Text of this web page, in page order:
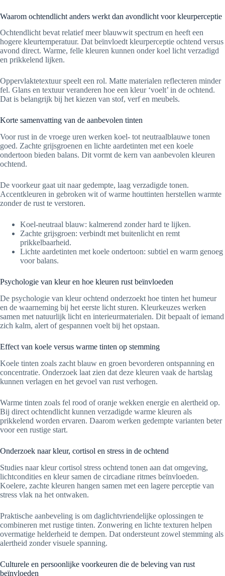
Waarom ochtendlicht anders werkt dan avondlicht voor kleurperceptie
Ochtendlicht bevat relatief meer blauwwit spectrum en heeft een
hogere kleurtemperatuur. Dat beïnvloedt kleurperceptie ochtend versus
avond direct. Warme, felle kleuren kunnen onder koel licht verzadigd
en prikkelend lijken.
Oppervlaktetextuur speelt een rol. Matte materialen reflecteren minder
fel. Glans en textuur veranderen hoe een kleur ‘voelt’ in de ochtend.
Dat is belangrijk bij het kiezen van stof, verf en meubels.
Korte samenvatting van de aanbevolen tinten
Voor rust in de vroege uren werken koel- tot neutraalblauwe tonen
goed. Zachte grijsgroenen en lichte aardetinten met een koele
ondertoon bieden balans. Dit vormt de kern van aanbevolen kleuren
ochtend.
De voorkeur gaat uit naar gedempte, laag verzadigde tonen.
Accentkleuren in gebroken wit of warme houttinten herstellen warmte
zonder de rust te verstoren.
Koel-neutraal blauw: kalmerend zonder hard te lijken.
Zachte grijsgroen: verbindt met buitenlicht en remt
prikkelbaarheid.
Lichte aardetinten met koele ondertoon: subtiel en warm genoeg
voor balans.
Psychologie van kleur en hoe kleuren rust beïnvloeden
De psychologie van kleur ochtend onderzoekt hoe tinten het humeur
en de waarneming bij het eerste licht sturen. Kleurkeuzes werken
samen met natuurlijk licht en interieurmaterialen. Dit bepaalt of iemand
zich kalm, alert of gespannen voelt bij het opstaan.
Effect van koele versus warme tinten op stemming
Koele tinten zoals zacht blauw en groen bevorderen ontspanning en
concentratie. Onderzoek laat zien dat deze kleuren vaak de hartslag
kunnen verlagen en het gevoel van rust verhogen.
Warme tinten zoals fel rood of oranje wekken energie en alertheid op.
Bij direct ochtendlicht kunnen verzadigde warme kleuren als
prikkelend worden ervaren. Daarom werken gedempte varianten beter
voor een rustige start.
Onderzoek naar kleur, cortisol en stress in de ochtend
Studies naar kleur cortisol stress ochtend tonen aan dat omgeving,
lichtcondities en kleur samen de circadiane ritmes beïnvloeden.
Koelere, zachte kleuren hangen samen met een lagere perceptie van
stress vlak na het ontwaken.
Praktische aanbeveling is om daglichtvriendelijke oplossingen te
combineren met rustige tinten. Zonwering en lichte texturen helpen
overmatige helderheid te dempen. Dat ondersteunt zowel stemming als
alertheid zonder visuele spanning.
Culturele en persoonlijke voorkeuren die de beleving van rust
beïnvloeden